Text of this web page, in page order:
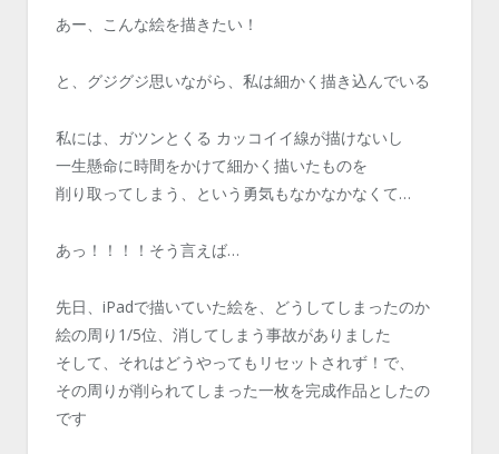
あー、こんな絵を描きたい！
と、グジグジ思いながら、私は細かく描き込んでいる
私には、ガツンとくる カッコイイ線が描けないし
一生懸命に時間をかけて細かく描いたものを
削り取ってしまう、という勇気もなかなかなくて…
あっ！！！！そう言えば…
先日、iPadで描いていた絵を、どうしてしまったのか
絵の周り1/5位、消してしまう事故がありました
そして、それはどうやってもリセットされず！で、
その周りが削られてしまった一枚を完成作品としたの
です